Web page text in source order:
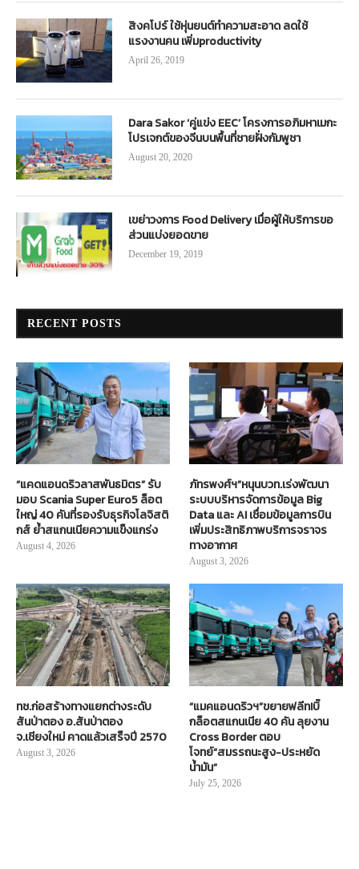
สิงคโปร์ ใช้หุ่นยนต์ทำความสะอาด ลดใช้
แรงงานคน เพิ่มproductivity
April 26, 2019
Dara Sakor ‘คู่แข่ง EEC’ โครงการอภิมหาเมกะ
โปรเจกต์ของจีนบนพื้นที่ชายฝั่งกัมพูชา
August 20, 2020
เขย่าวงการ Food Delivery เมื่อผู้ให้บริการขอ
ส่วนแบ่งยอดขาย
December 19, 2019
RECENT POSTS
“แคดแอนดริวลาสพันธมิตร” รับ
มอบ Scania Super Euro5 ล็อต
ใหญ่ 40 คันที่รองรับธุรกิจโลจิสติ
กส์ ย้ำสแกนเนียความแข็งแกร่ง
August 4, 2026
ภัทรพงศ์ฯ”หนุนบวท.เร่งพัฒนา
ระบบบริหารจัดการข้อมูล Big
Data และ AI เชื่อมข้อมูลการบิน
เพิ่มประสิทธิภาพบริการจราจร
ทางอากาศ
August 3, 2026
ทช.ก่อสร้างทางแยกต่างระดับ
สันป่าตอง อ.สันป่าตอง
จ.เชียงใหม่ คาดแล้วเสร็จปี 2570
August 3, 2026
“แมคแอนดริวฯ”ขยายฟลีท!บิ๊
กล็อตสแกนเนีย 40 คัน ลุยงาน
Cross Border ตอบ
โจทย์“สมรรถนะสูง-ประหยัด
น้ำมัน”
July 25, 2026